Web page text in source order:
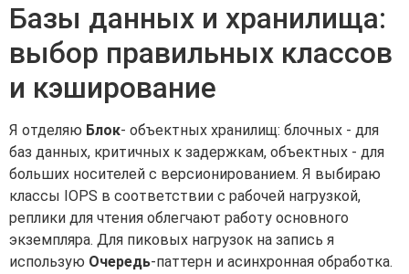
Базы данных и хранилища:
выбор правильных классов
и кэширование
Я отделяю Блок- объектных хранилищ: блочных - для
баз данных, критичных к задержкам, объектных - для
больших носителей с версионированием. Я выбираю
классы IOPS в соответствии с рабочей нагрузкой,
реплики для чтения облегчают работу основного
экземпляра. Для пиковых нагрузок на запись я
использую Очередь-паттерн и асинхронная обработка.